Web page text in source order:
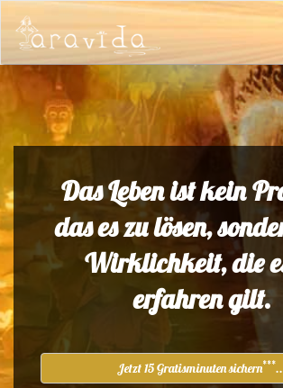
Das Leben ist kein
das es zu lösen,
Wirklichkeit, die
erfahren gilt.
Jetzt 15 Gratisminuten sichern***